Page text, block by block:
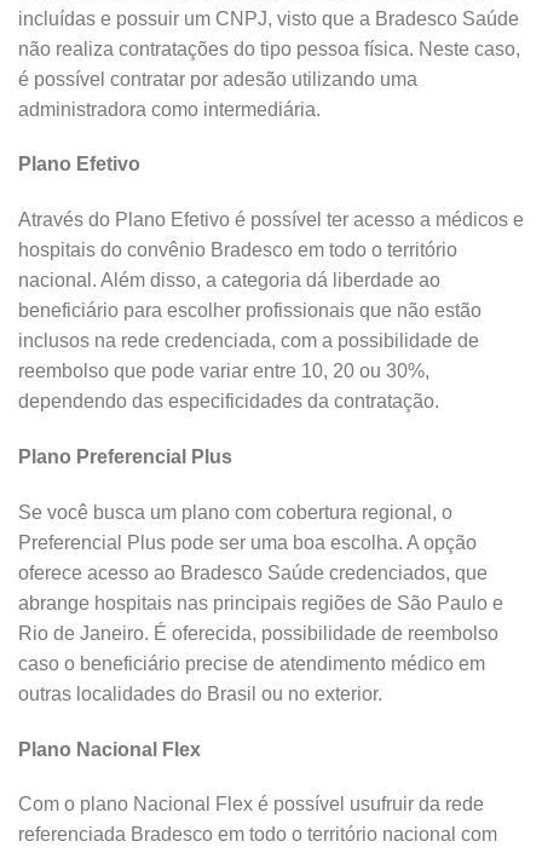
incluídas e possuir um CNPJ, visto que a Bradesco Saúde
não realiza contratações do tipo pessoa física. Neste caso,
é possível contratar por adesão utilizando uma
administradora como intermediária.
Plano Efetivo
Através do Plano Efetivo é possível ter acesso a médicos e
hospitais do convênio Bradesco em todo o território
nacional. Além disso, a categoria dá liberdade ao
beneficiário para escolher profissionais que não estão
inclusos na rede credenciada, com a possibilidade de
reembolso que pode variar entre 10, 20 ou 30%,
dependendo das especificidades da contratação.
Plano Preferencial Plus
Se você busca um plano com cobertura regional, o
Preferencial Plus pode ser uma boa escolha. A opção
oferece acesso ao Bradesco Saúde credenciados, que
abrange hospitais nas principais regiões de São Paulo e
Rio de Janeiro. É oferecida, possibilidade de reembolso
caso o beneficiário precise de atendimento médico em
outras localidades do Brasil ou no exterior.
Plano Nacional Flex
Com o plano Nacional Flex é possível usufruir da rede
referenciada Bradesco em todo o território nacional com